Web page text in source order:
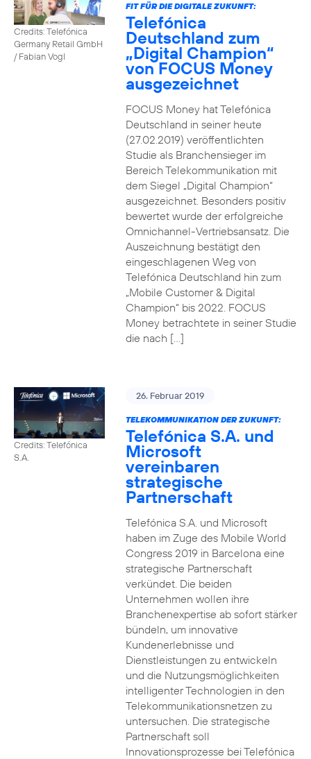
Credits: Telefónica
Germany Retail GmbH
/ Fabian Vogl
FIT FÜR DIE DIGITALE ZUKUNFT:
Telefónica
Deutschland zum
„Digital Champion“
von FOCUS Money
ausgezeichnet
FOCUS Money hat Telefónica
Deutschland in seiner heute
(27.02.2019) veröffentlichten
Studie als Branchensieger im
Bereich Telekommunikation mit
dem Siegel „Digital Champion“
ausgezeichnet. Besonders positiv
bewertet wurde der erfolgreiche
Omnichannel-Vertriebsansatz. Die
Auszeichnung bestätigt den
eingeschlagenen Weg von
Telefónica Deutschland hin zum
„Mobile Customer & Digital
Champion“ bis 2022. FOCUS
Money betrachtete in seiner Studie
die nach […]
Credits: Telefónica
S.A.
26. Februar 2019
TELEKOMMUNIKATION DER ZUKUNFT:
Telefónica S.A. und
Microsoft
vereinbaren
strategische
Partnerschaft
Telefónica S.A. und Microsoft
haben im Zuge des Mobile World
Congress 2019 in Barcelona eine
strategische Partnerschaft
verkündet. Die beiden
Unternehmen wollen ihre
Branchenexpertise ab sofort stärker
bündeln, um innovative
Kundenerlebnisse und
Dienstleistungen zu entwickeln
und die Nutzungsmöglichkeiten
intelligenter Technologien in den
Telekommunikationsnetzen zu
untersuchen. Die strategische
Partnerschaft soll
Innovationsprozesse bei Telefónica